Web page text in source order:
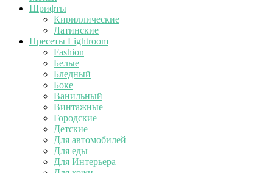
Шрифты
Кириллические
Латинские
Пресеты Lightroom
Fashion
Белые
Бледный
Боке
Ванильный
Винтажные
Городские
Детские
Для автомобилей
Для еды
Для Интерьера